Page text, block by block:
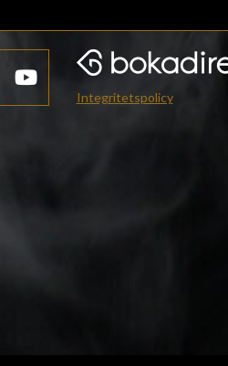
Integritetspolicy